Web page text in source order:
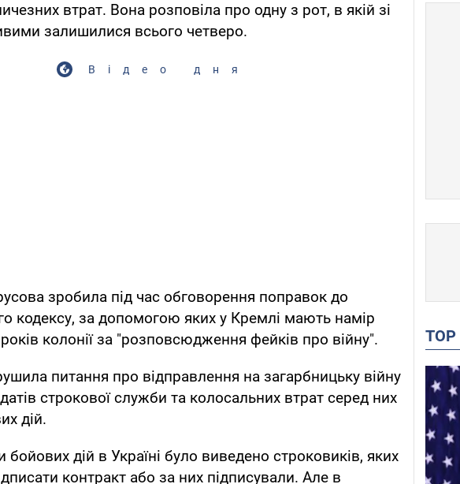
втрат. Вона розповіла про одну з рот, в якій зі
залишилися всього четверо.
Відео дня
зробила під час обговорення поправок до
кодексу, за допомогою яких у Кремлі мають намір
колонії за "розповсюдження фейків про війну".
питання про відправлення на загарбницьку війну
строкової служби та колосальних втрат серед них
дій.
бойових дій в Україні було виведено строковиків, яких
контракт або за них підписували. Але в